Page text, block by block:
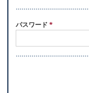
パスワード *